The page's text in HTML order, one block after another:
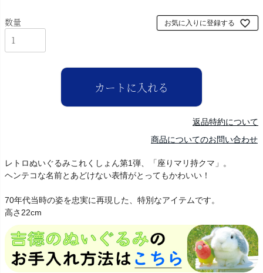
お気に入りに登録する
カートに入れる
返品特約について
商品についてのお問い合わせ
レトロぬいぐるみこれくしょん第1弾、「座りマリ持クマ」。
ヘンテコな名前とあどけない表情がとってもかわいい！
70年代当時の姿を忠実に再現した、特別なアイテムです。
高さ22cm